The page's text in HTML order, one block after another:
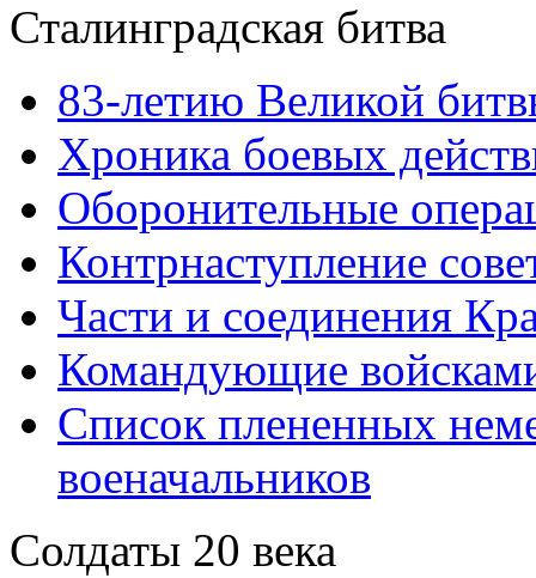
Сталинградская битва
83-летию Великой
Хроника боевых
Оборонительные
Контрнаступление
Части и соединения
Командующие
Список плененных
военачальников
Солдаты 20 века